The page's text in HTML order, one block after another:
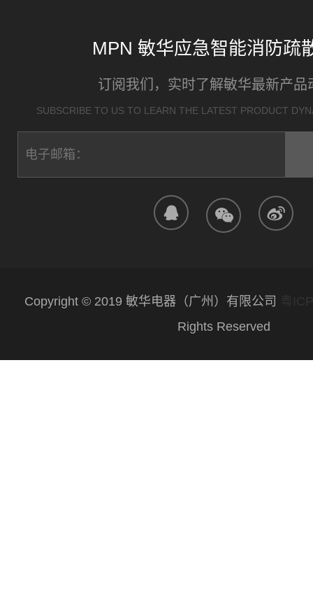
MPN 敏华应急智能消防疏
订阅我们，实时了解敏华最新产品
SUBSCRIBE TO US TO LEARN THE LATEST PRODUCT
Copyright © 2019 敏华电器（广州）有限公司
Rights Reserved